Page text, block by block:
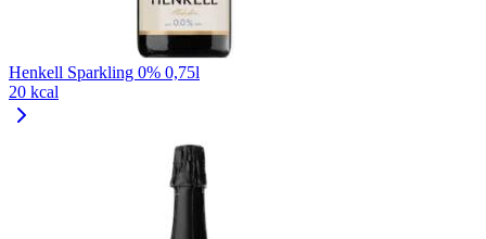
Henkell Sparkling 0% 0,75l
20 kcal